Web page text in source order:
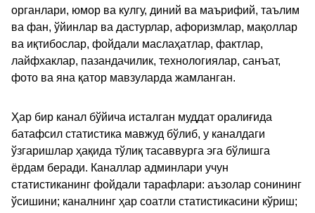
органлари, юмор ва кулгу, диний ва маърифий, таълим
ва фан, ўйинлар ва дастурлар, афоризмлар, мақоллар
ва иқтибослар, фойдали маслаҳатлар, фактлар,
лайфхаклар, пазандачилик, технологиялар, санъат,
фото ва яна қатор мавзуларда жамланган.
Ҳар бир канал бўйича исталган муддат оралиғида
батафсил статистика мавжуд бўлиб, у каналдаги
ўзгаришлар ҳақида тўлиқ тасаввурга эга бўлишга
ёрдам беради. Каналлар админлари учун
статистиканинг фойдали тарафлари: аъзолар сонининг
ўсишини; каналнинг ҳар соатли статистикасини кўриш;